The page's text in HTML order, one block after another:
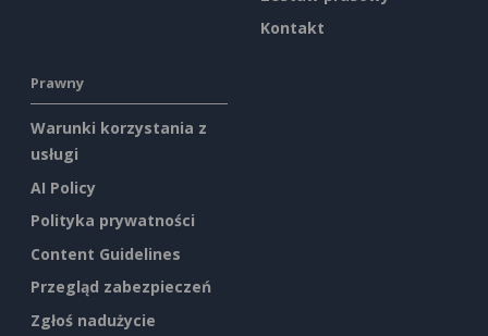
Kontakt
Prawny
Warunki korzystania z
usługi
AI Policy
Polityka prywatności
Content Guidelines
Przegląd zabezpieczeń
Zgłoś nadużycie